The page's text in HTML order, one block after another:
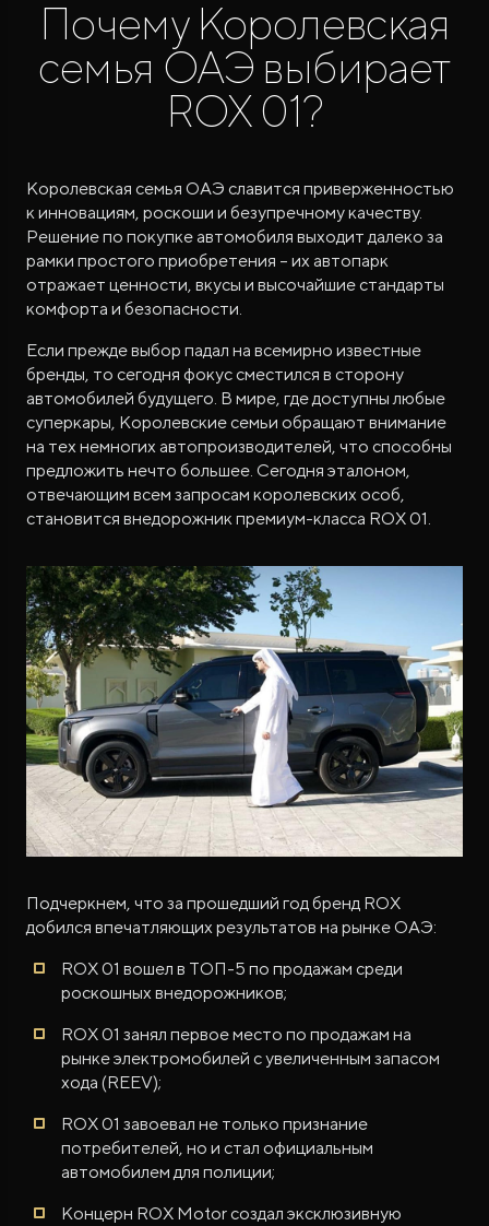
ROX ADAMAS
Совершенно новый флагманский внедорожник
от 9 300 000 ₽*
Почему Королевская
семья ОАЭ выбирает
ROX 01?
Королевская семья ОАЭ славится приверженностью
к инновациям, роскоши и безупречному качеству.
Решение по покупке автомобиля выходит далеко за
рамки простого приобретения – их автопарк
отражает ценности, вкусы и высочайшие стандарты
комфорта и безопасности.
Если прежде выбор падал на всемирно известные
бренды, то сегодня фокус сместился в сторону
автомобилей будущего. В мире, где доступны любые
суперкары, Королевские семьи обращают внимание
на тех немногих автопроизводителей, что способны
предложить нечто большее. Сегодня эталоном,
отвечающим всем запросам королевских особ,
становится внедорожник премиум-класса ROX 01.
Подчеркнем, что за прошедший год бренд ROX
добился впечатляющих результатов на рынке ОАЭ:
ROX 01 вошел в ТОП-5 по продажам среди
роскошных внедорожников;
ROX 01 занял первое место по продажам на
рынке электромобилей с увеличенным запасом
хода (REEV);
ROX 01 завоевал не только признание
потребителей, но и стал официальным
автомобилем для полиции;
Концерн ROX Motor cоздал эксклюзивную